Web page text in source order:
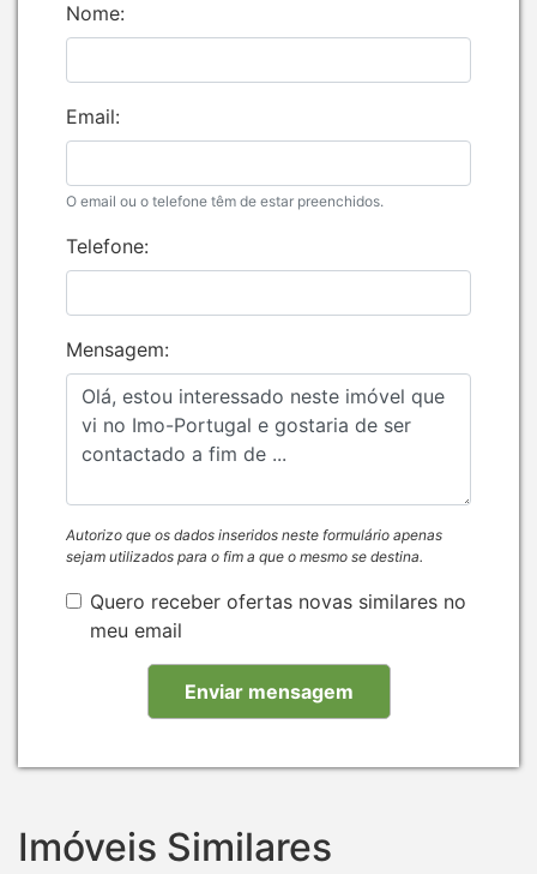
Nome:
Email:
O email ou o telefone têm de estar preenchidos.
Telefone:
Mensagem:
Autorizo que os dados inseridos neste formulário apenas
sejam utilizados para o fim a que o mesmo se destina.
Quero receber ofertas novas similares no
meu email
Imóveis Similares